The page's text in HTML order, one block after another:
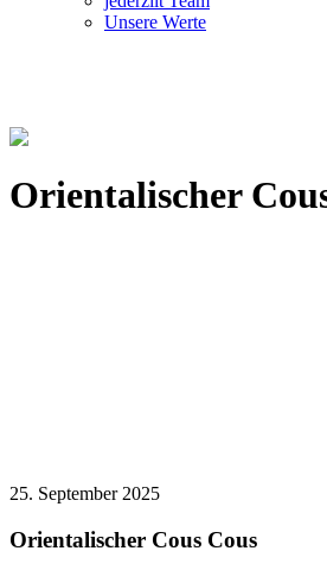
Unsere Werte
Orientalischer
25. September 2025
Orientalischer Cous Cous